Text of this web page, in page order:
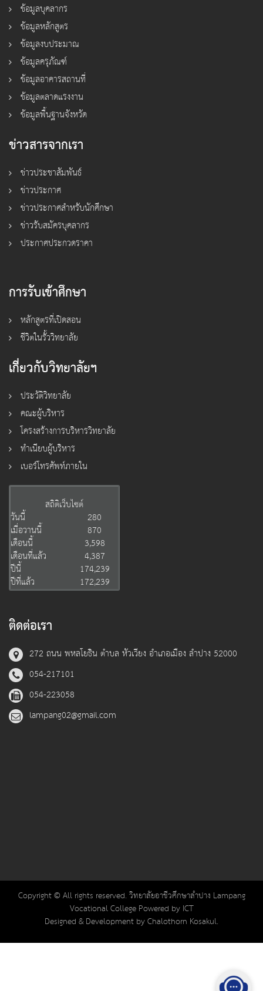
ข้อมูลบุคลากร
ข้อมูลหลักสูตร
ข้อมูลงบประมาณ
ข้อมูลครุภัณฑ์
ข้อมูลอาคารสถานที่
ข้อมูลตลาดแรงงาน
ข้อมูลพื้นฐานจังหวัด
ข่าวสารจากเรา
ข่าวประชาสัมพันธ์
ข่าวประกาศ
ข่าวประกาศสำหรับนักศึกษา
ข่าวรับสมัครบุคลากร
ประกาศประกวดราคา
การรับเข้าศึกษา
หลักสูตรที่เปิดสอน
ชีวิตในรั้ววิทยาลัย
เกี่ยวกับวิทยาลัยฯ
ประวัติวิทยาลัย
คณะผู้บริหาร
โครงสร้างการบริหารวิทยาลัย
ทำเนียบผู้บริหาร
เบอร์โทรศัพท์ภายใน
สถิติเว็บไซต์
วันนี้
280
เมื่อวานนี้
870
เดือนนี้
3,598
เดือนที่แล้ว
4,387
ปีนี้
174,239
ปีที่แล้ว
172,239
ติดต่อเรา
272 ถนน พหลโยธิน ตำบล หัวเวียง อำเภอเมือง ลำปาง 52000
054-217101
054-223058
lampang02@gmail.com
Copyright © All rights reserved. วิทยาลัยอาชีวศึกษาลำปาง Lampang
Vocational College Powered by ICT
Designed & Development by Chalothorn Kosakul.